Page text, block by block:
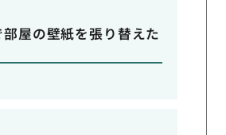
屋の壁紙を張り替えた